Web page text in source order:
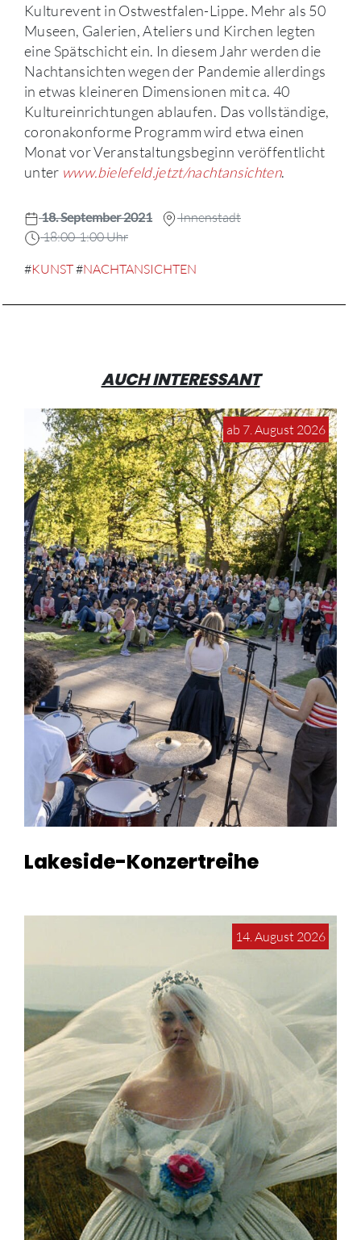
Kulturevent in Ostwestfalen-Lippe. Mehr als 50
Museen, Galerien, Ateliers und Kirchen legten
eine Spätschicht ein. In diesem Jahr werden die
Nachtansichten wegen der Pandemie allerdings
in etwas kleineren Dimensionen mit ca. 40
Kultureinrichtungen ablaufen. Das vollständige,
coronakonforme Programm wird etwa einen
Monat vor Veranstaltungsbeginn veröffentlicht
unter www.bielefeld.jetzt/nachtansichten.
18. September 2021
Innenstadt
18:00-1:00 Uhr
#KUNST#NACHTANSICHTEN
AUCH INTERESSANT
ab 7. August 2026
Lakeside-Konzertreihe
14. August 2026